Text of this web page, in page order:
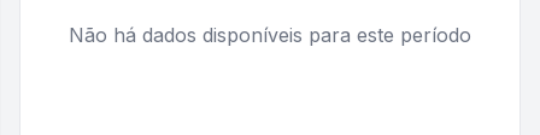
Não há dados disponíveis para este período